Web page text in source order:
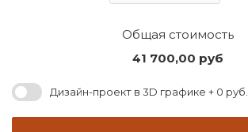
Общая стоимость
41 700,00 руб
Дизайн-проект в 3D графике + 0 руб.